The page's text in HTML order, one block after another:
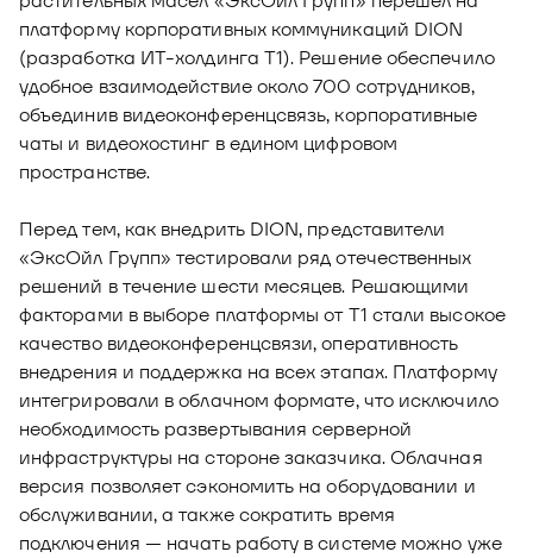
Новости
Блог
Видео и аудио
Юнион - решение для автоматизации
рекрутмента
О решении
Кейсы клиентов
Новости и публикации
Пилотный проект
Оазис - платформа для автоматизации
управления рисками
платформу корпоративных коммуникаций DION
(разработка ИТ-холдинга Т1). Решение обеспечило
удобное взаимодействие около 700 сотрудников,
объединив видеоконференцсвязь, корпоративные
чаты и видеохостинг в едином цифровом
пространстве.
Перед тем, как внедрить DION, представители
«ЭксОйл Групп» тестировали ряд отечественных
решений в течение шести месяцев. Решающими
факторами в выборе платформы от Т1 стали высокое
качество видеоконференцсвязи, оперативность
внедрения и поддержка на всех этапах. Платформу
интегрировали в облачном формате, что исключило
необходимость развертывания серверной
инфраструктуры на стороне заказчика. Облачная
версия позволяет сэкономить на оборудовании и
обслуживании, а также сократить время
подключения — начать работу в системе можно уже